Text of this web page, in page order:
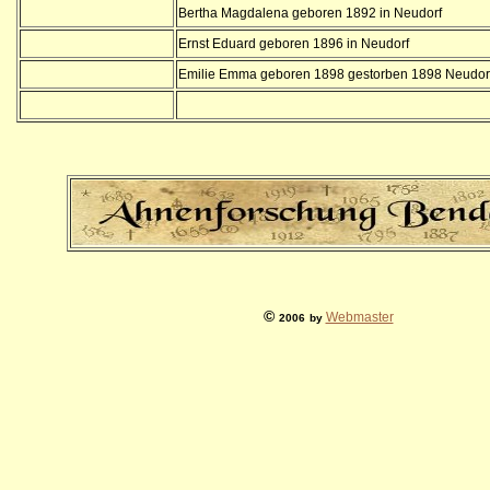
Bertha Magdalena geboren 1892 in Neudorf
Ernst Eduard geboren 1896 in Neudorf
Emilie Emma geboren 1898 gestorben 1898
© 2006 by Webmaster